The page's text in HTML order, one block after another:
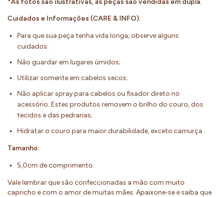
Cuidados e Informações (CARE & INFO):
Para que sua peça tenha vida longa, observe alguns
cuidados:
Não guardar em lugares úmidos;
Utilizar somente em cabelos secos;
Não aplicar spray para cabelos ou fixador direto no
acessório. Estes produtos removem o brilho do couro, dos
tecidos e das pedrarias;
Hidratar o couro para maior durabilidade, exceto camurça.
Tamanho:
5,0cm de comprimento.
Vale lembrar que são confeccionadas a mão com muito
capricho e com o amor de muitas mães. Apaixone‐se e saiba que